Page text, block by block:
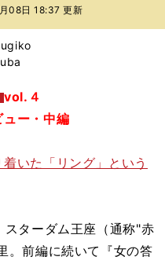
08日 18:37 更新
vol.４
ュー・中編
いた「リング」という
ターダム王座（通称"赤
。前編に続いて『女の答